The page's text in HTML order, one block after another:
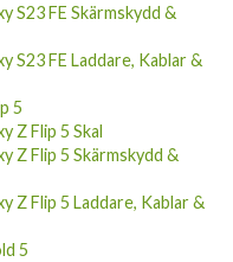
S23 FE Laddare, Kablar &
5
Z Flip 5 Skal
Z Flip 5 Skärmskydd &
Z Flip 5 Laddare, Kablar &
5
Z Fold 5 Skal